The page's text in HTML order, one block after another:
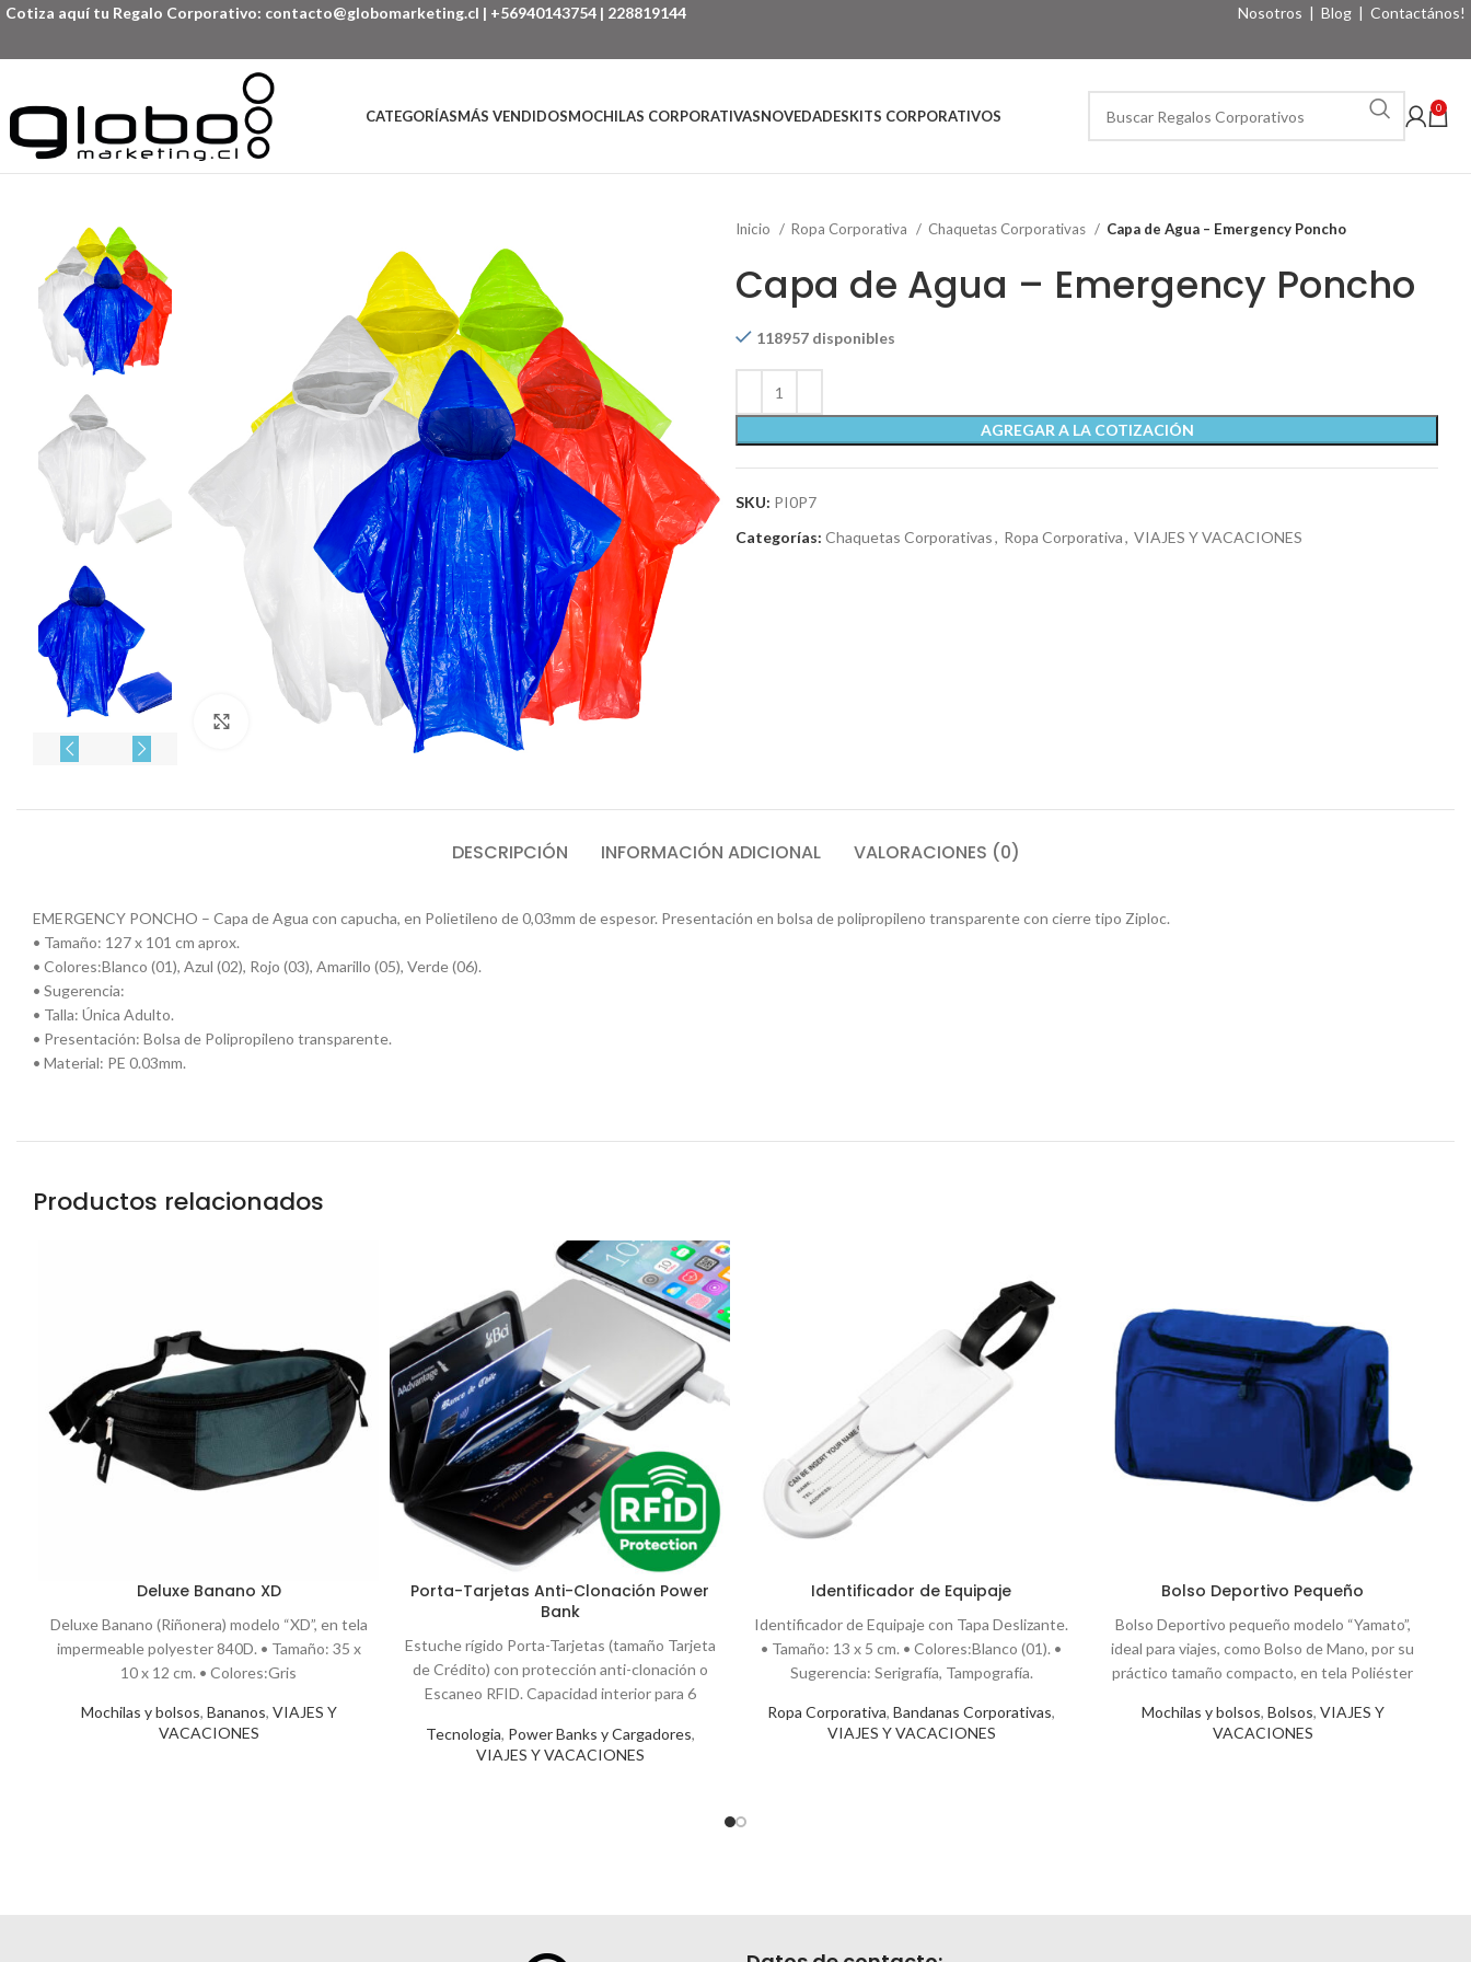
Cotiza aquí tu Regalo Corporativo: contacto@globomarketing.cl | +56940143754 | 228819144 Nosotros | Blog | Contactános!
CATEGORÍASMÁS VENDIDOSMOCHILAS CORPORATIVASNOVEDADESKITS CORPORATIVOS 0
Click to enlarge
Inicio Ropa Corporativa Chaquetas Corporativas Capa de Agua – Emergency Poncho
Capa de Agua – Emergency Poncho
118957 disponibles
AGREGAR A LA COTIZACIÓN
SKU: PI0P7
Categorías: Chaquetas Corporativas, Ropa Corporativa, VIAJES Y VACACIONES
DESCRIPCIÓN INFORMACIÓN ADICIONAL VALORACIONES (0)
EMERGENCY PONCHO – Capa de Agua con capucha, en Polietileno de 0,03mm de espesor. Presentación en bolsa de polipropileno transparente con cierre tipo Ziploc.
• Tamaño: 127 x 101 cm aprox.
• Colores:Blanco (01), Azul (02), Rojo (03), Amarillo (05), Verde (06).
• Sugerencia:
• Talla: Única Adulto.
• Presentación: Bolsa de Polipropileno transparente.
• Material: PE 0.03mm.
Productos relacionados
Deluxe Banano XD
Mochilas y bolsos, Bananos, VIAJES Y
VACACIONES
Deluxe Banano (Riñonera) modelo “XD”, en tela
impermeable polyester 840D. • Tamaño: 35 x
10 x 12 cm. • Colores:Gris
Porta-Tarjetas Anti-Clonación Power
Bank
Tecnologia, Power Banks y Cargadores,
VIAJES Y VACACIONES
Estuche rígido Porta-Tarjetas (tamaño Tarjeta
de Crédito) con protección anti-clonación o
Escaneo RFID. Capacidad interior para 6
Identificador de Equipaje
Ropa Corporativa, Bandanas Corporativas,
VIAJES Y VACACIONES
Identificador de Equipaje con Tapa Deslizante.
• Tamaño: 13 x 5 cm. • Colores:Blanco (01). •
Sugerencia: Serigrafía, Tampografía.
Bolso Deportivo Pequeño
Mochilas y bolsos, Bolsos, VIAJES Y
VACACIONES
Bolso Deportivo pequeño modelo “Yamato”,
ideal para viajes, como Bolso de Mano, por su
práctico tamaño compacto, en tela Poliéster